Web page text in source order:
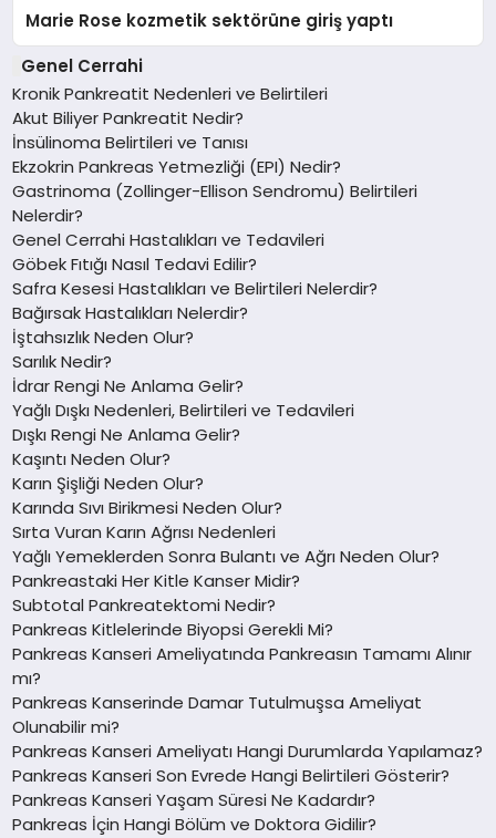
Marie Rose kozmetik sektörüne giriş yaptı
Genel Cerrahi
Kronik Pankreatit Nedenleri ve Belirtileri
Akut Biliyer Pankreatit Nedir?
İnsülinoma Belirtileri ve Tanısı
Ekzokrin Pankreas Yetmezliği (EPI) Nedir?
Gastrinoma (Zollinger-Ellison Sendromu) Belirtileri
Nelerdir?
Genel Cerrahi Hastalıkları ve Tedavileri
Göbek Fıtığı Nasıl Tedavi Edilir?
Safra Kesesi Hastalıkları ve Belirtileri Nelerdir?
Bağırsak Hastalıkları Nelerdir?
İştahsızlık Neden Olur?
Sarılık Nedir?
İdrar Rengi Ne Anlama Gelir?
Yağlı Dışkı Nedenleri, Belirtileri ve Tedavileri
Dışkı Rengi Ne Anlama Gelir?
Kaşıntı Neden Olur?
Karın Şişliği Neden Olur?
Karında Sıvı Birikmesi Neden Olur?
Sırta Vuran Karın Ağrısı Nedenleri
Yağlı Yemeklerden Sonra Bulantı ve Ağrı Neden Olur?
Pankreastaki Her Kitle Kanser Midir?
Subtotal Pankreatektomi Nedir?
Pankreas Kitlelerinde Biyopsi Gerekli Mi?
Pankreas Kanseri Ameliyatında Pankreasın Tamamı Alınır
mı?
Pankreas Kanserinde Damar Tutulmuşsa Ameliyat
Olunabilir mi?
Pankreas Kanseri Ameliyatı Hangi Durumlarda Yapılamaz?
Pankreas Kanseri Son Evrede Hangi Belirtileri Gösterir?
Pankreas Kanseri Yaşam Süresi Ne Kadardır?
Pankreas İçin Hangi Bölüm ve Doktora Gidilir?